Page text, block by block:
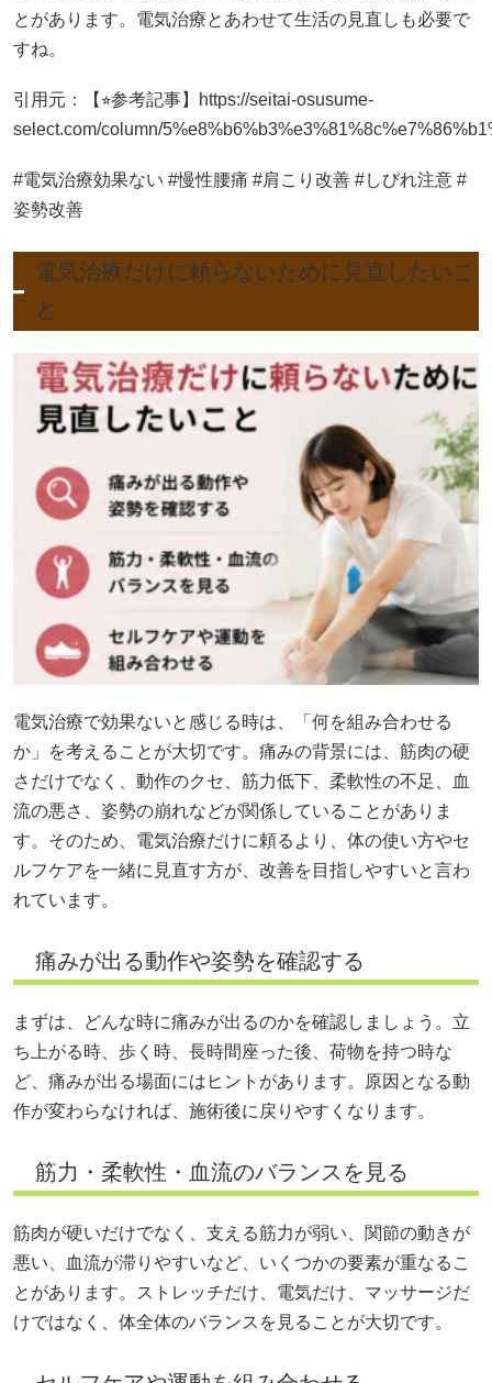
とがあります。電気治療とあわせて生活の見直しも必要で
すね。
引用元：【⭐︎参考記事】https://seitai-osusume-
select.com/column/
#電気治療効果ない #慢性腰痛 #肩こり改善 #しびれ注意 #
姿勢改善
電気治療だけに頼らないために見直したいこ
と
電気治療で効果ないと感じる時は、「何を組み合わせる
か」を考えることが大切です。痛みの背景には、筋肉の硬
さだけでなく、動作のクセ、筋力低下、柔軟性の不足、血
流の悪さ、姿勢の崩れなどが関係していることがありま
す。そのため、電気治療だけに頼るより、体の使い方やセ
ルフケアを一緒に見直す方が、改善を目指しやすいと言わ
れています。
痛みが出る動作や姿勢を確認する
まずは、どんな時に痛みが出るのかを確認しましょう。立
ち上がる時、歩く時、長時間座った後、荷物を持つ時な
ど、痛みが出る場面にはヒントがあります。原因となる動
作が変わらなければ、施術後に戻りやすくなります。
筋力・柔軟性・血流のバランスを見る
筋肉が硬いだけでなく、支える筋力が弱い、関節の動きが
悪い、血流が滞りやすいなど、いくつかの要素が重なるこ
とがあります。ストレッチだけ、電気だけ、マッサージだ
けではなく、体全体のバランスを見ることが大切です。